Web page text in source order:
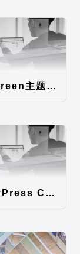
SKT Green主题汉化包
BuddyPress Colours主题汉化包